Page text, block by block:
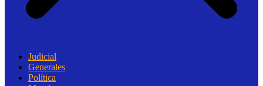
Judicial
Generales
Política